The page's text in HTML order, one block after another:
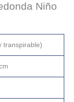
Niño
transpirable)